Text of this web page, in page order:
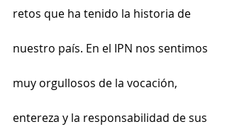
retos que ha tenido la historia de
nuestro país. En el IPN nos sentimos
muy orgullosos de la vocación,
entereza y la responsabilidad de sus